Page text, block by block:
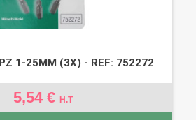
1-25MM (3X) - REF: 752272
5,54 € H.T